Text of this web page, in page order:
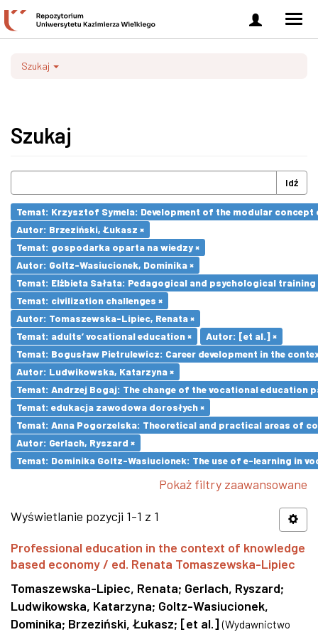
Zaloguj
się
Szukaj
Szukaj
Idź
Temat: Krzysztof Symela: Development of the modular concept
Autor: Brzeziński, Łukasz ×
Temat: gospodarka oparta na wiedzy ×
Autor: Goltz-Wasiucionek, Dominika ×
Temat: Elżbieta Sałata: Pedagogical and psychological
Temat: civilization challenges ×
Autor: Tomaszewska-Lipiec, Renata ×
Temat: adults’ vocational education ×
Autor: [et al.] ×
Temat: Bogusław Pietrulewicz: Career development in the
Autor: Ludwikowska, Katarzyna ×
Temat: Andrzej Bogaj: The change of the vocational education
Temat: edukacja zawodowa dorosłych ×
Temat: Anna Pogorzelska: Theoretical and practical areas of
Autor: Gerlach, Ryszard ×
Temat: Dominika Goltz-Wasiucionek: The use of e-learning in
Pokaż filtry zaawansowane
Wyświetlanie pozycji 1-1 z 1
Professional education in the context of knowledge
based economy / ed. Renata Tomaszewska-Lipiec
Tomaszewska-Lipiec, Renata; Gerlach, Ryszard;
Ludwikowska, Katarzyna; Goltz-Wasiucionek,
Dominika; Brzeziński, Łukasz; [et al.] (Wydawnictwo